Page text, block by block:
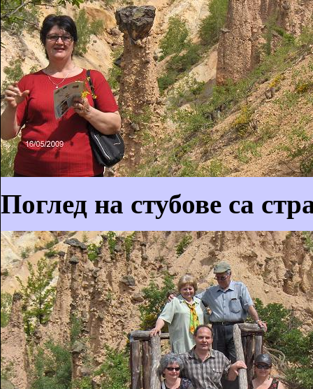
Поглед на стубове са